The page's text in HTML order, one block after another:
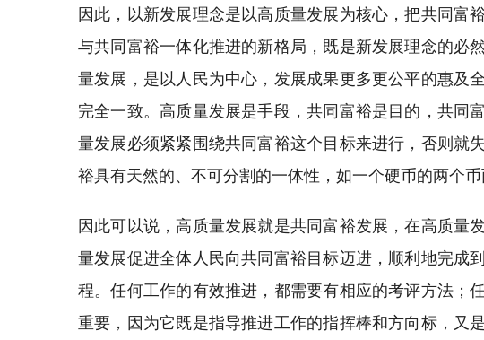
因此，以新发展理念是以高质量发展为核心，把共同富
与共同富裕一体化推进的新格局，既是新发展理念的必
量发展，是以人民为中心，发展成果更多更公平的惠及
完全一致。高质量发展是手段，共同富裕是目的，共同
量发展必须紧紧围绕共同富裕这个目标来进行，否则就
裕具有天然的、不可分割的一体性，如一个硬币的两个币
因此可以说，高质量发展就是共同富裕发展，在高质量
量发展促进全体人民向共同富裕目标迈进，顺利地完成
程。任何工作的有效推进，都需要有相应的考评方法；
重要，因为它既是指导推进工作的指挥棒和方向标，又